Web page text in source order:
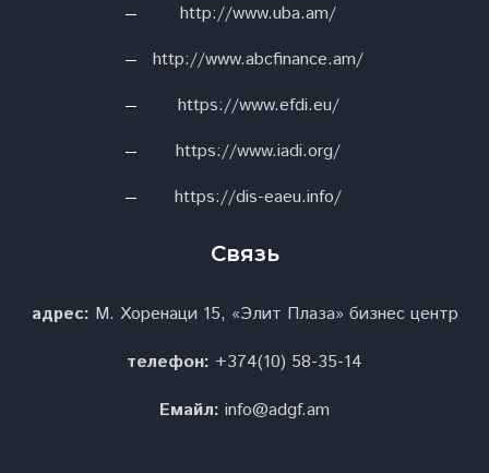
http://www.uba.am/
http://www.abcfinance.am/
https://www.efdi.eu/
https://www.iadi.org/
https://dis-eaeu.info/
Связь
адрес: М. Хоренаци 15, «Элит Плаза» бизнес центр
телефон: +374(10) 58-35-14
Емайл: info@adgf.am